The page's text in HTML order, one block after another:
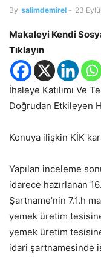
By salimdemirel - 23
Makaleyi Kendi
Tıklayın
İhaleye Katılımı Ve
Doğrudan Etkileyen
Konuya ilişkin KİK
Yapılan inceleme
idarece hazırlanan
Şartname’nin 7.1.h
yemek üretim
yemek üretim
idari şartnamesinde